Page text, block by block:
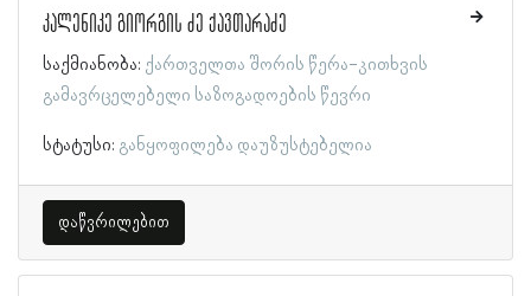
კალენიკე გიორგის ძე ქავთარაძე
საქმიანობა: ქართველთა შორის წერა-კითხვის
გამავრცელებელი საზოგადოების წევრი
სტატუსი: განყოფილება დაუზუსტებელია
დაწვრილებით